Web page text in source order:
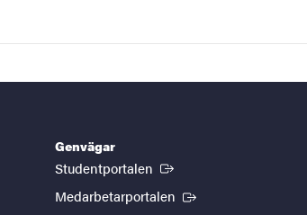
Genvägar
Studentportalen (Extern länk)
Medarbetarportalen (Extern länk)